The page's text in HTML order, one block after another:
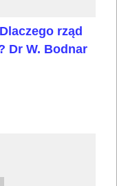
rząd
Dr W. Bodnar